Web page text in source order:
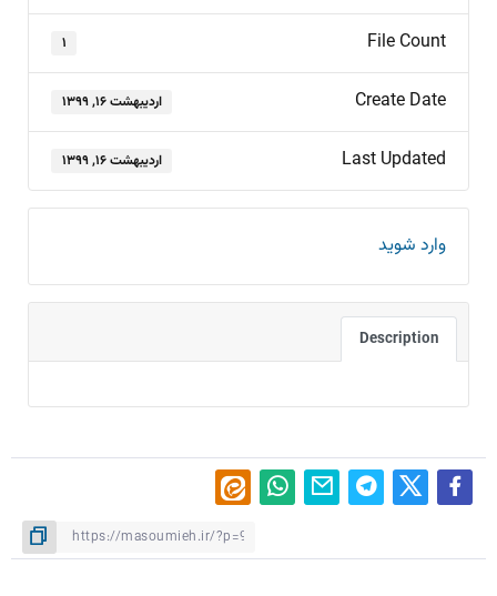
File Count ۱
Create Date اردیبهشت ۱۶, ۱۳۹۹
Last Updated اردیبهشت ۱۶, ۱۳۹۹
وارد شوید
Description